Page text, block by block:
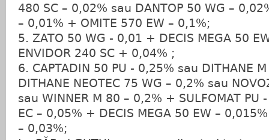
480 SC – 0,02% sau DANTOP 50 WG –
– 0,01% + OMITE 570 EW – 0,1%;
5. ZATO 50 WG - 0,01 + DECIS MEGA 50
ENVIDOR 240 SC + 0,04% ;
6. CAPTADIN 50 PU - 0,25% sau DITHANE
DITHANE NEOTEC 75 WG – 0,2% sau
sau WINNER M 80 – 0,2% + SULFOMAT PU
EC – 0,05% + DECIS MEGA 50 EW –
– 0,03%;